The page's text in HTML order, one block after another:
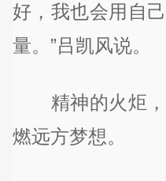
好，我也会用自
量。”吕凯风说。
精神的火炬，
燃远方梦想。